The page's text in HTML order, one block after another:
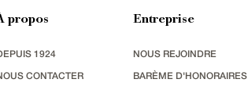
propos
1924
CONTACTER
Entreprise
NOUS REJOINDRE
BARÈME D'HONORAIRES